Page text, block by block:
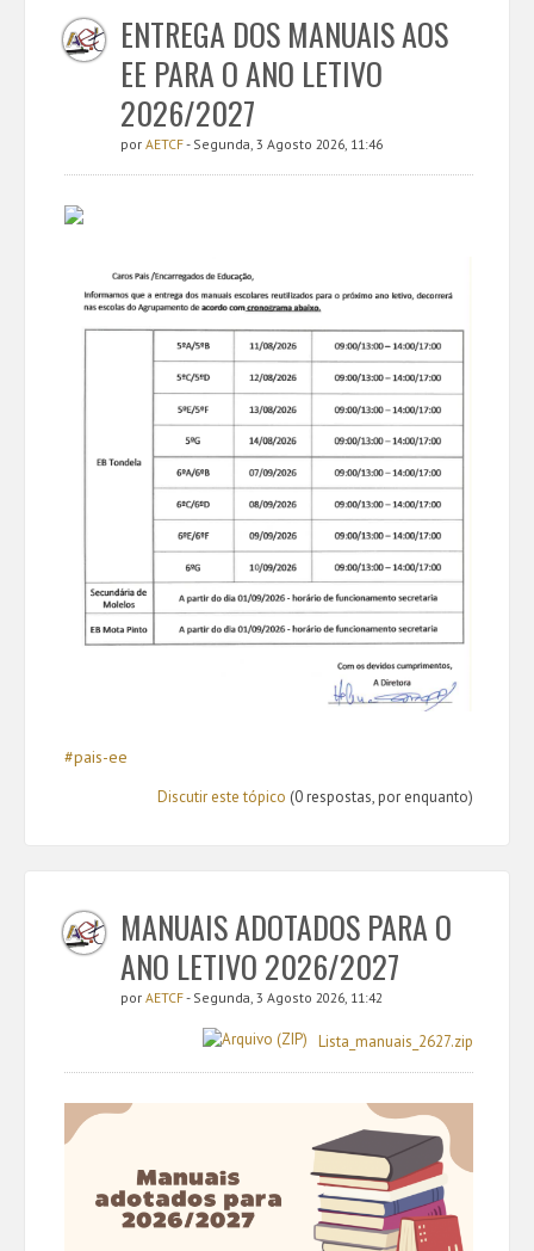
ENTREGA DOS MANUAIS AOS
EE PARA O ANO LETIVO
2026/2027
por AETCF- Segunda, 3 Agosto 2026, 11:46
#pais-ee
Discutir este tópico (0 respostas, por enquanto)
MANUAIS ADOTADOS PARA O
ANO LETIVO 2026/2027
por AETCF- Segunda, 3 Agosto 2026, 11:42
Lista_manuais_2627.zip